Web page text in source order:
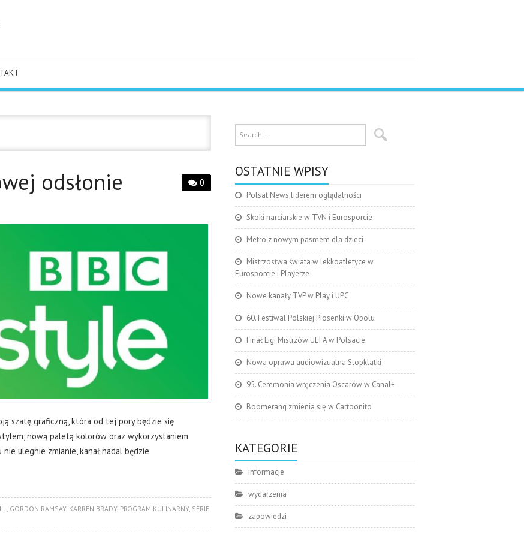
0
odsłonie
szatę graficzną, która od tej pory będzie się
nową paletą kolorów oraz wykorzystaniem
ulegnie zmianie, kanał nadal będzie
GORDON RAMSAY, KARREN BRADY, PROGRAM KULINARNY, SERIE
OSTATNIE WPISY
Polsat News liderem oglądalności
Skoki narciarskie w TVN i Eurosporcie
Metro z nowym pasmem dla dzieci
Mistrzostwa świata w lekkoatletyce w
Eurosporcie i Playerze
Nowe kanały TVP w Play i UPC
60. Festiwal Polskiej Piosenki w Opolu
Finał Ligi Mistrzów UEFA w Polsacie
Nowa oprawa audiowizualna Stopklatki
95. Ceremonia wręczenia Oscarów w Canal+
Boomerang zmienia się w Cartoonito
KATEGORIE
informacje
wydarzenia
zapowiedzi